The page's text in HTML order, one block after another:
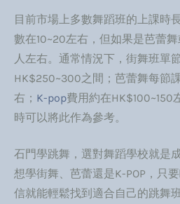
目前市場上多數舞蹈班的上課時
數在10~20左右，但如果是芭蕾
人左右。通常情況下，街舞班單
HK$250~300之間；芭蕾舞每節
右； K-pop費用約在HK$100~150
時可以將此作為參考。
石門學跳舞，選對舞蹈學校就是
想學街舞、芭蕾還是K-POP，只
信就能輕鬆找到適合自己的跳舞